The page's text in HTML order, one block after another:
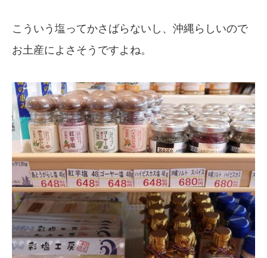
こういう塩ってかさばらないし、沖縄らしいので
お土産によさそうですよね。